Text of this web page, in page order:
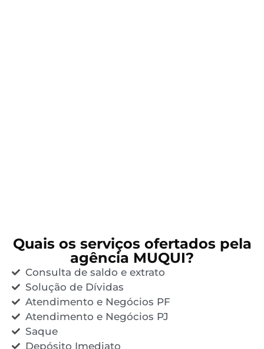
Quais os serviços ofertados pela
agência MUQUI?
Consulta de saldo e extrato
Solução de Dívidas
Atendimento e Negócios PF
Atendimento e Negócios PJ
Saque
Depósito Imediato